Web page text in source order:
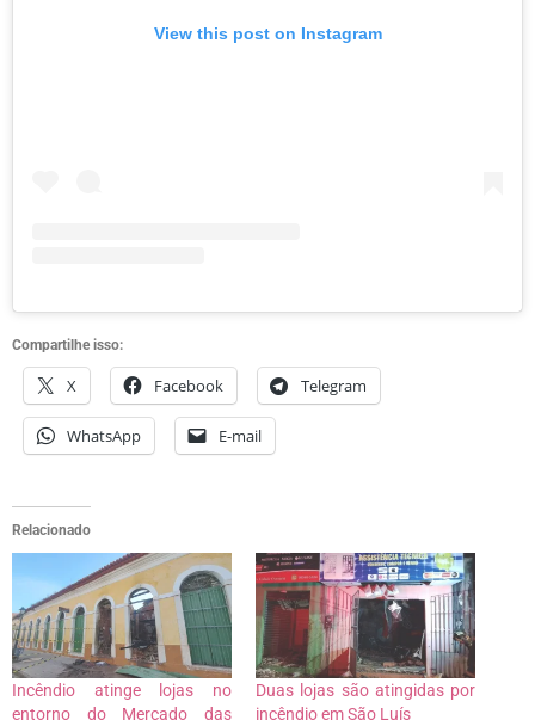
View this post on Instagram
Compartilhe isso:
X Facebook Telegram
WhatsApp E-mail
Relacionado
Incêndio atinge lojas no
entorno do Mercado das
Duas lojas são atingidas por
incêndio em São Luís